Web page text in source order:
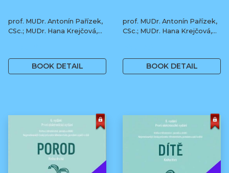
prof. MUDr. Antonín Pařízek,
CSc.; MUDr. Hana Krejčová,
Tomáš Honzík, Ph.D. a kol.
BOOK DETAIL
prof. MUDr. Antonín Pařízek,
CSc.; MUDr. Hana Krejčová,
BOOK DETAIL